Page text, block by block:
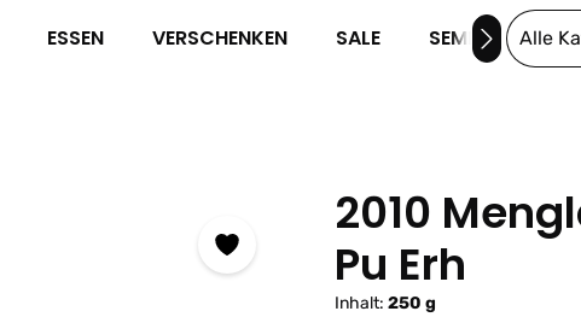
ESSEN VERSCHENKEN SALE SEMINAREAlle
2010
Pu Erh
Inhalt: 250 g